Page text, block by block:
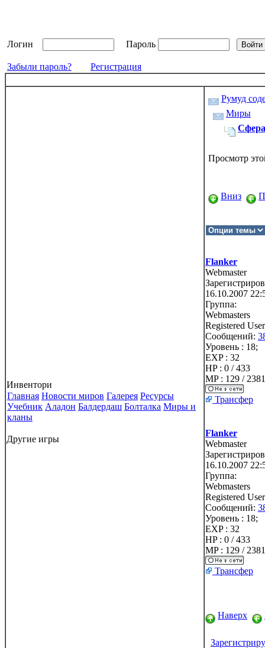
Логин Пароль
Забыли пароль? Регистрация
Инвентори
Главная Новости миров Галерея Ресурсы
Учебник Аладон Балдердаш Болталка Миры и
кланы
Другие игры
Румуд
Миры
Просмотр
Вниз
Flanker
Webmaster
16.10.2007
Группа:
Webmasters
Registered
Сообщений:
Уровень : 18;
EXP : 32
HP : 0 / 433
MP : 129 /
Трансфер
Flanker
Webmaster
16.10.2007
Группа:
Webmasters
Registered
Сообщений:
Уровень : 18;
EXP : 32
HP : 0 / 433
MP : 129 /
Трансфер
Наверх